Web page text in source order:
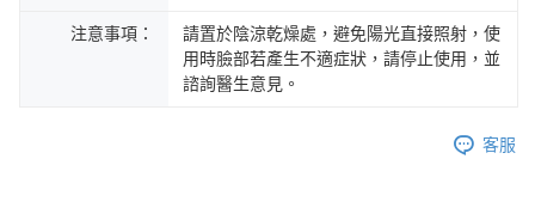
注意事項：
請置於陰涼乾燥處，避免陽光直接照射，使
用時臉部若產生不適症狀，請停止使用，並
諮詢醫生意見。
客服